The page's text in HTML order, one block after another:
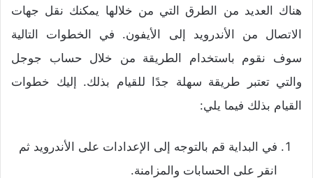
هناك العديد من الطرق التي من خلالها يمكنك نقل جهات
الاتصال من الأندرويد إلى الأيفون. في الخطوات التالية
سوف نقوم باستخدام الطريقة من خلال حساب جوجل
والتي تعتبر طريقة سهلة جدًا للقيام بذلك. إليك خطوات
القيام بذلك فيما يلي:
في البداية قم بالتوجه إلى الإعدادات على الأندرويد ثم
انقر على الحسابات والمزامنة.